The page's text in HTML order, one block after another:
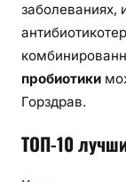
заболеваниях,
пробиотики
Горздрав.
ТОП-10